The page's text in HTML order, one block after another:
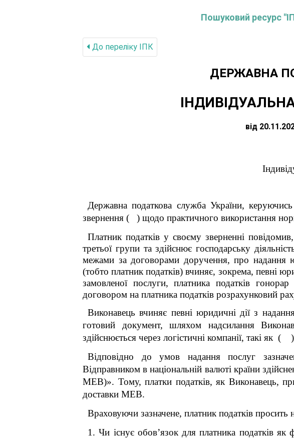
Пошуковий ресурс
До переліку IПК
ДЕРЖАВНА
від
Державна податкова служба України,
звернення ( ) щодо практичного використання
Платник податків у своєму зверненні
третьої групи та здійснює господарську
межами за договорами доручення, про надання
(тобто платник податків) вчиняє, зокрема, певні
замовленої послуги, платника податків
договором на платника податків розрахунковий
Виконавець вчиняє певні юридичні дiї з
готовий документ, шляхом надсилання
здійснюється через логістичні компанії, такі як (
Відповідно до умов надання послуг
Відправником в національній валюті країни
МЕВ)». Тому, платки податків, як Виконавець,
доставки МЕВ.
Враховуючи зазначене, платник податків просить
1. Чи існує обов’язок для платника податків